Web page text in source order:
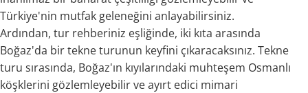
Türkiye'nin mutfak geleneğini anlayabilirsiniz.
Ardından, tur rehberiniz eşliğinde, iki kıta arasında
Boğaz'da bir tekne turunun keyfini çıkaracaksınız. Tekne
turu sırasında, Boğaz'ın kıyılarındaki muhteşem Osmanlı
köşklerini gözlemleyebilir ve ayırt edici mimari